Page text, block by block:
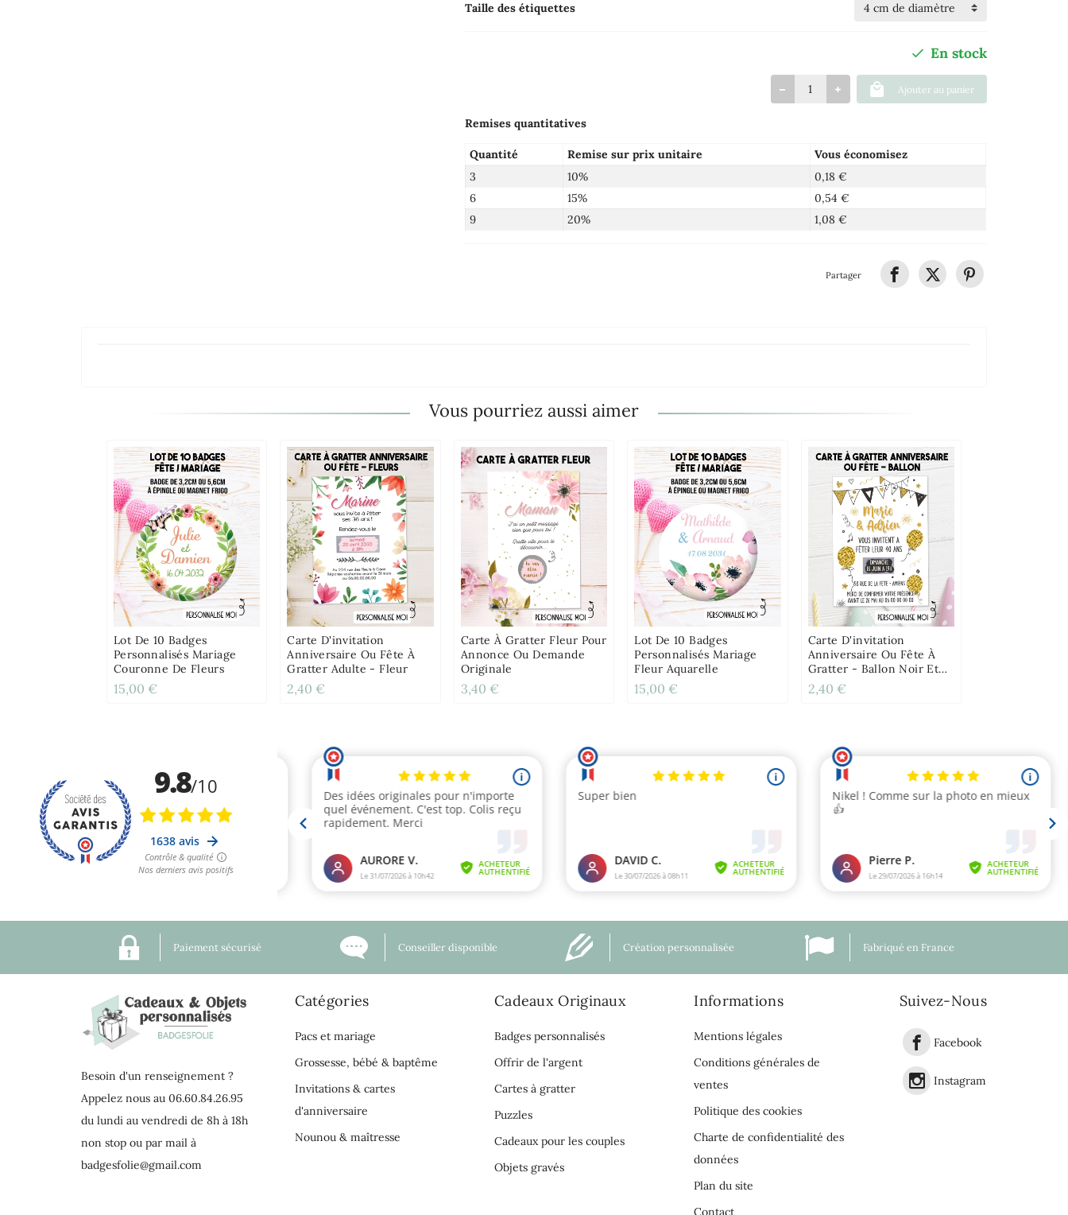
Taille des étiquettes
En stock
Ajouter au panier
Remises quantitatives
Quantité Remise sur prix unitaire
Vous économisez
3
10%
0,18 €
6
15%
0,54 €
9
20% 1,08 €
Partager
Vous pourriez aussi aimer
Lot De 10 Badges
Personnalisés Mariage
Couronne De Fleurs
15,00 €
Carte D'invitation
Anniversaire Ou Fête À
Gratter Adulte - Fleur
2,40 €
Carte À Gratter Fleur Pour
Annonce Ou Demande
Originale
3,40 €
Lot De 10 Badges
Personnalisés Mariage
Fleur Aquarelle
15,00 €
Carte D'invitation
Anniversaire Ou Fête À
Gratter - Ballon Noir Et
Dore
2,40 €
Paiement sécurisé Conseiller disponible Création personnalisée Fabriqué en France
Besoin d'un renseignement ?
Appelez nous au 06.60.84.26.95
du lundi au vendredi de 8h à 18h
non stop ou par mail à
badgesfolie@gmail.com
Catégories
Pacs et mariage
Grossesse, bébé & baptême
Invitations & cartes
d'anniversaire
Nounou & maîtresse
Cadeaux Originaux
Badges personnalisés
Offrir de l'argent
Cartes à gratter
Puzzles
Cadeaux pour les couples
Objets gravés
Informations
Mentions légales
Conditions générales de
ventes
Politique des cookies
Charte de confidentialité des
données
Plan du site
Contact
Suivez-Nous
Facebook
Instagram